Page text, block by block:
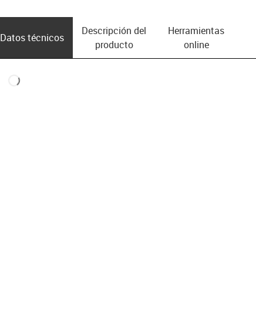
Datos técnicos
Descripción del
producto
Herramientas
online